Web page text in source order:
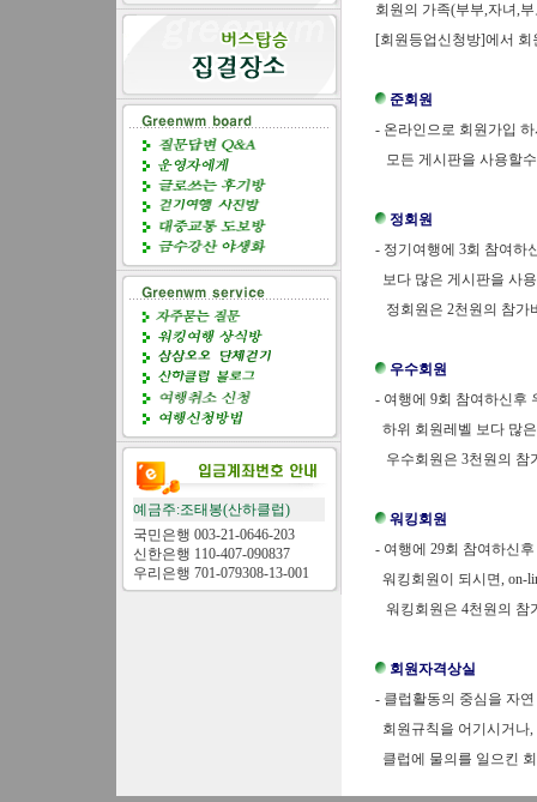
예금주:조태봉(산하클럽)
국민은행 003-21-0646-203
신한은행 110-407-090837
우리은행 701-079308-13-001
회원의 가족(부부,자녀,
[회원등업신청방]에서
준회원
- 온라인으로 회원가입
모든 게시판을 사용할
정회원
- 정기여행에 3회 참여하
보다 많은 게시판을 사
정회원은 2천원의 참가
우수회원
- 여행에 9회 참여하신후
하위 회원레벨 보다 많
우수회원은 3천원의 참
워킹회원
- 여행에 29회 참여하신
워킹회원이 되시면, on-
워킹회원은 4천원의 참
회원자격상실
- 클럽활동의 중심을 자
회원규칙을 어기시거나
클럽에 물의를 일으킨